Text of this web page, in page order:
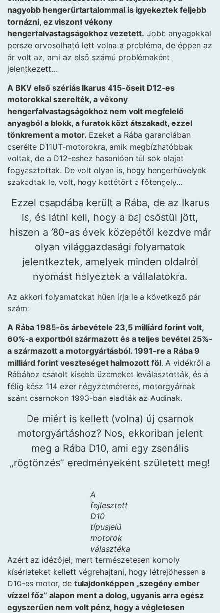
nagyobb hengerűrtartalommal is igyekeztek feljebb
tornázni, ez viszont vékony
hengerfalvastagságokhoz vezetett. Jobb anyagokkal
persze orvosolható lett volna a probléma, de éppen az
ár volt az, ami az első számú problémaként
jelentkezett…
A BKV első szériás Ikarus 415-öseit D12-es
motorokkal szerelték, a vékony
hengerfalvastagságokhoz nem volt megfelelő
anyagból a blokk, a furatok közt átszakadt, ezzel
tönkrement a motor. Ezeket a Rába garanciában
cserélte D11UT-motorokra, amik megbízhatóbbak
voltak, de a D12-eshez hasonlóan túl sok olajat
fogyasztottak. De volt olyan is, hogy hengerhüvelyek
szakadtak le, volt, hogy kettétört a főtengely…
Ezzel csapdába került a Rába, de az Ikarus
is, és látni kell, hogy a baj csőstül jött,
hiszen a ’80-as évek közepétől kezdve már
olyan világgazdasági folyamatok
jelentkeztek, amelyek minden oldalról
nyomást helyeztek a vállalatokra.
Az akkori folyamatokat hűen írja le a következő pár
szám:
A Rába 1985-ös árbevétele 23,5 milliárd forint volt,
60%-a exportból származott és a teljes bevétel 25%-
a származott a motorgyártásból. 1991-re a Rába 9
milliárd forint veszteséget halmozott föl. A vidékről a
Rábához csatolt kisebb üzemeket leválasztották, és a
félig kész 114 ezer négyzetméteres, motorgyárnak
szánt csarnokon 1993-ban eladták az Audinak.
De miért is kellett (volna) új csarnok
motorgyártáshoz? Nos, ekkoriban jelent
meg a Rába D10, ami egy zsenális
„rögtönzés” eredményeként született meg!
A
fejlesztett
D10
típusjelű
motorok
választéka
Azért az idézőjel, mert természetesen komoly
kísérleteket kellett végrehajtani, hogy létrejöhessen a
D10-es motor, de tulajdonképpen „szegény ember
vízzel főz” alapon ment a dolog, ugyanis arra egész
egyszerűen nem volt pénz, hogy a végletesen